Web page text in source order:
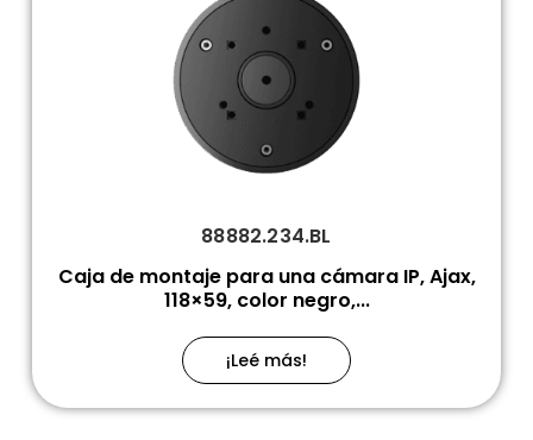
88882.234.BL
Caja de montaje para una cámara IP, Ajax,
118×59, color negro,...
¡Leé más!